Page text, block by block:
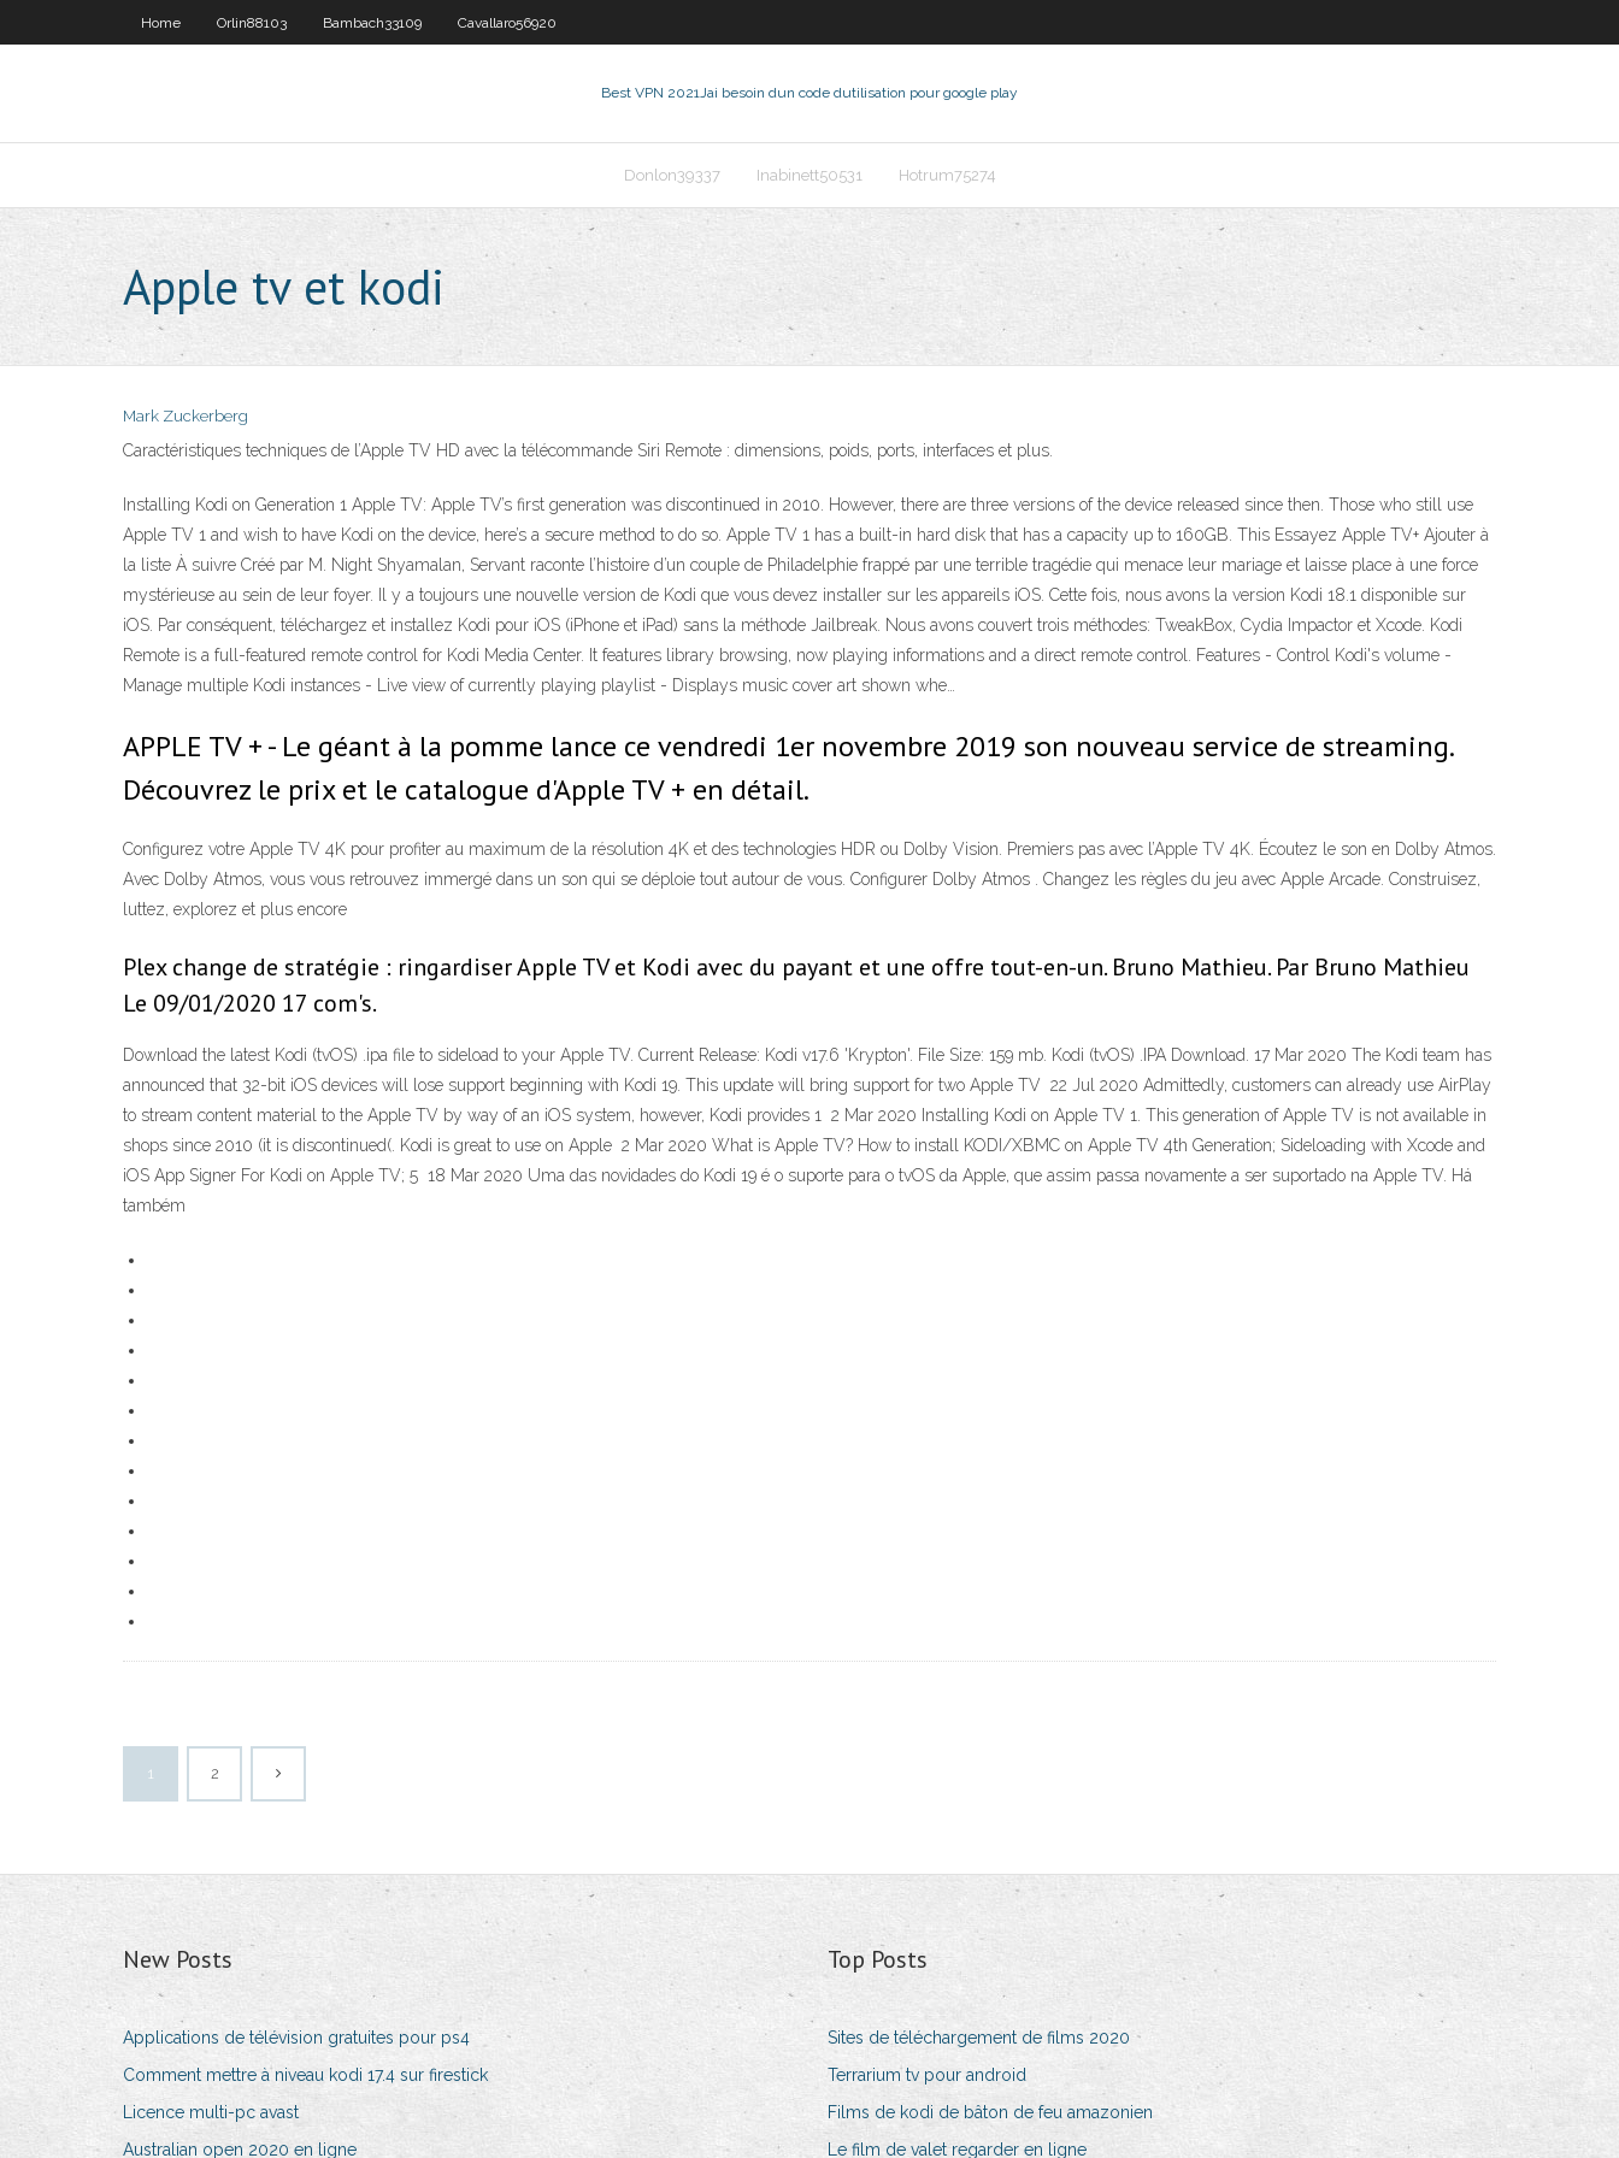
Home Orlin88103 Bambach33109 Cavallaro56920
Best VPN 2021Jai besoin dun code dutilisation pour google play
Donlon39337 Inabinett50531 Hotrum75274
Apple tv et kodi
Mark Zuckerberg
Caractéristiques techniques de l’Apple TV HD avec la télécommande Siri Remote : dimensions, poids, ports, interfaces et plus.
Installing Kodi on Generation 1 Apple TV: Apple TV’s first generation was discontinued in 2010. However, there are three versions of the device released since then. Those who still use
Apple TV 1 and wish to have Kodi on the device, here’s a secure method to do so. Apple TV 1 has a built-in hard disk that has a capacity up to 160GB. This Essayez Apple TV+ Ajouter à
la liste À suivre Créé par M. Night Shyamalan, Servant raconte l’histoire d’un couple de Philadelphie frappé par une terrible tragédie qui menace leur mariage et laisse place à une force
mystérieuse au sein de leur foyer. Il y a toujours une nouvelle version de Kodi que vous devez installer sur les appareils iOS. Cette fois, nous avons la version Kodi 18.1 disponible sur
iOS. Par conséquent, téléchargez et installez Kodi pour iOS (iPhone et iPad) sans la méthode Jailbreak. Nous avons couvert trois méthodes: TweakBox, Cydia Impactor et Xcode. ‎Kodi
Remote is a full-featured remote control for Kodi Media Center. It features library browsing, now playing informations and a direct remote control. Features - Control Kodi's volume -
Manage multiple Kodi instances - Live view of currently playing playlist - Displays music cover art shown whe…
APPLE TV + - Le géant à la pomme lance ce vendredi 1er novembre 2019 son nouveau service de streaming.
Découvrez le prix et le catalogue d'Apple TV + en détail.
Configurez votre Apple TV 4K pour profiter au maximum de la résolution 4K et des technologies HDR ou Dolby Vision. Premiers pas avec l’Apple TV 4K. Écoutez le son en Dolby Atmos.
Avec Dolby Atmos, vous vous retrouvez immergé dans un son qui se déploie tout autour de vous. Configurer Dolby Atmos . Changez les règles du jeu avec Apple Arcade. Construisez,
luttez, explorez et plus encore
Plex change de stratégie : ringardiser Apple TV et Kodi avec du payant et une offre tout-en-un. Bruno Mathieu. Par Bruno Mathieu
Le 09/01/2020 17 com's.
Download the latest Kodi (tvOS) .ipa file to sideload to your Apple TV. Current Release: Kodi v17.6 'Krypton'. File Size: 159 mb. Kodi (tvOS) .IPA Download. 17 Mar 2020 The Kodi team has
announced that 32-bit iOS devices will lose support beginning with Kodi 19. This update will bring support for two Apple TV 22 Jul 2020 Admittedly, customers can already use AirPlay
to stream content material to the Apple TV by way of an iOS system, however, Kodi provides 1 2 Mar 2020 Installing Kodi on Apple TV 1. This generation of Apple TV is not available in
shops since 2010 (it is discontinued(. Kodi is great to use on Apple 2 Mar 2020 What is Apple TV? How to install KODI/XBMC on Apple TV 4th Generation; Sideloading with Xcode and
iOS App Signer For Kodi on Apple TV; 5 18 Mar 2020 Uma das novidades do Kodi 19 é o suporte para o tvOS da Apple, que assim passa novamente a ser suportado na Apple TV. Há
também
1 2
New Posts
Applications de télévision gratuites pour ps4
Comment mettre à niveau kodi 17.4 sur firestick
Licence multi-pc avast
Australian open 2020 en ligne
Top Posts
Sites de téléchargement de films 2020
Terrarium tv pour android
Films de kodi de bâton de feu amazonien
Le film de valet regarder en ligne